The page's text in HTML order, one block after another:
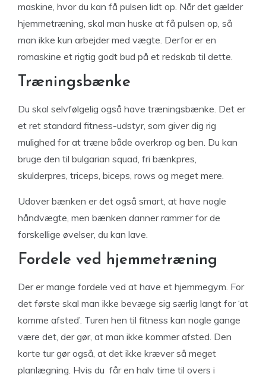
maskine, hvor du kan få pulsen lidt op. Når det gælder
hjemmetræning, skal man huske at få pulsen op, så
man ikke kun arbejder med vægte. Derfor er en
romaskine et rigtig godt bud på et redskab til dette.
Træningsbænke
Du skal selvfølgelig også have træningsbænke. Det er
et ret standard fitness-udstyr, som giver dig rig
mulighed for at træne både overkrop og ben. Du kan
bruge den til bulgarian squad, fri bænkpres,
skulderpres, triceps, biceps, rows og meget mere.
Udover bænken er det også smart, at have nogle
håndvægte, men bænken danner rammer for de
forskellige øvelser, du kan lave.
Fordele ved hjemmetræning
Der er mange fordele ved at have et hjemmegym. For
det første skal man ikke bevæge sig særlig langt for ‘at
komme afsted’. Turen hen til fitness kan nogle gange
være det, der gør, at man ikke kommer afsted. Den
korte tur gør også, at det ikke kræver så meget
planlægning. Hvis du får en halv time til overs i